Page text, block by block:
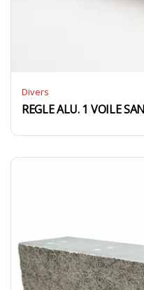
Divers
REGLE ALU. 1 VOILE